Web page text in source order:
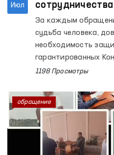
Июл
Омбудсманом и
судом при
граждан
За каждым
судьба человека,
необходимость
гарантированных
1198 Просмотры
обращение